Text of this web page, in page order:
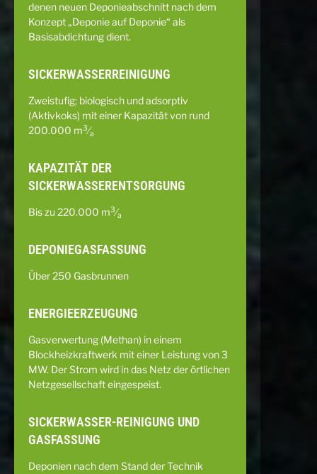
denen neuen Deponieabschnitt nach dem
Konzept „Deponie auf Deponie“ als
Basisabdichtung dient.
SICKERWASSERREINIGUNG
Zweistufig; biologisch und adsorptiv
(Aktivkoks) mit einer Kapazität von rund
200.000 m3⁄a
KAPAZITÄT DER
SICKERWASSERENTSORGUNG
Bis zu 220.000 m3⁄a
DEPONIEGASFASSUNG
Über 250 Gasbrunnen
ENERGIEERZEUGUNG
Gasverwertung (Methan) in einem
Blockheizkraftwerk mit einer Leistung von 3
MW. Der Strom wird in das Netz der örtlichen
Netzgesellschaft eingespeist.
SICKERWASSER-REINIGUNG UND
GASFASSUNG
Deponien nach dem Stand der Technik